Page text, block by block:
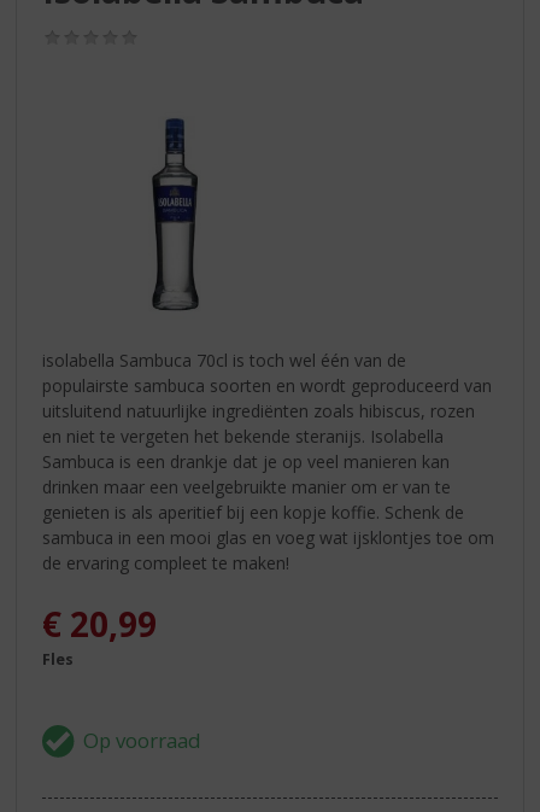
isolabella Sambuca 70cl is toch wel één van de
populairste sambuca soorten en wordt geproduceerd van
uitsluitend natuurlijke ingrediënten zoals hibiscus, rozen
en niet te vergeten het bekende steranijs. Isolabella
Sambuca is een drankje dat je op veel manieren kan
drinken maar een veelgebruikte manier om er van te
genieten is als aperitief bij een kopje koffie. Schenk de
sambuca in een mooi glas en voeg wat ijsklontjes toe om
de ervaring compleet te maken!
€ 20,99
Fles